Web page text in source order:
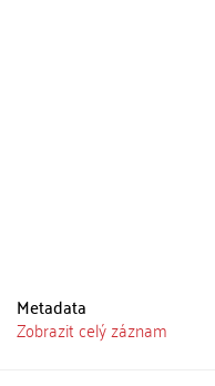
Metadata
Zobrazit celý záznam